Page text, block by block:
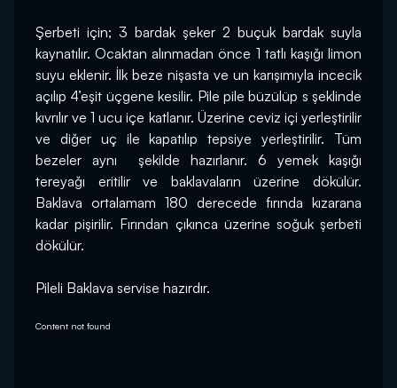
Şerbeti için; 3 bardak şeker 2 buçuk bardak suyla
kaynatılır. Ocaktan alınmadan önce 1 tatlı kaşığı limon
suyu eklenir. İlk beze nişasta ve un karışımıyla incecik
açılıp 4’eşit üçgene kesilir. Pile pile büzülüp s şeklinde
kıvrılır ve 1 ucu içe katlanır. Üzerine ceviz içi yerleştirilir
ve diğer uç ile kapatılıp tepsiye yerleştirilir. Tüm
bezeler aynı  şekilde hazırlanır. 6 yemek kaşığı
tereyağı eritilir ve baklavaların üzerine dökülür.
Baklava ortalamam 180 derecede fırında kızarana
kadar pişirilir. Fırından çıkınca üzerine soğuk şerbeti
dökülür.
Pileli Baklava servise hazırdır.
Content not found